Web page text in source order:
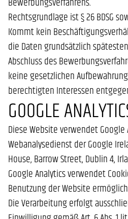
Rechtsgrundlage ist § 26 BDSG
Kommt kein
die Daten grundsätzlich
Abschluss des
keine gesetzlichen
berechtigten Interessen
GOOGLE
Diese Website verwendet Google
Webanalysedienst der Google
House, Barrow Street, Dublin 4,
Google Analytics verwendet
Benutzung der Website
Die Verarbeitung erfolgt